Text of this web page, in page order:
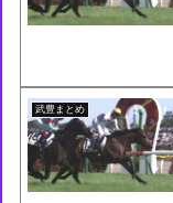
武豊まとめ